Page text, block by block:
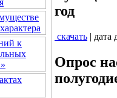
к
год
скачать | дата
Опрос